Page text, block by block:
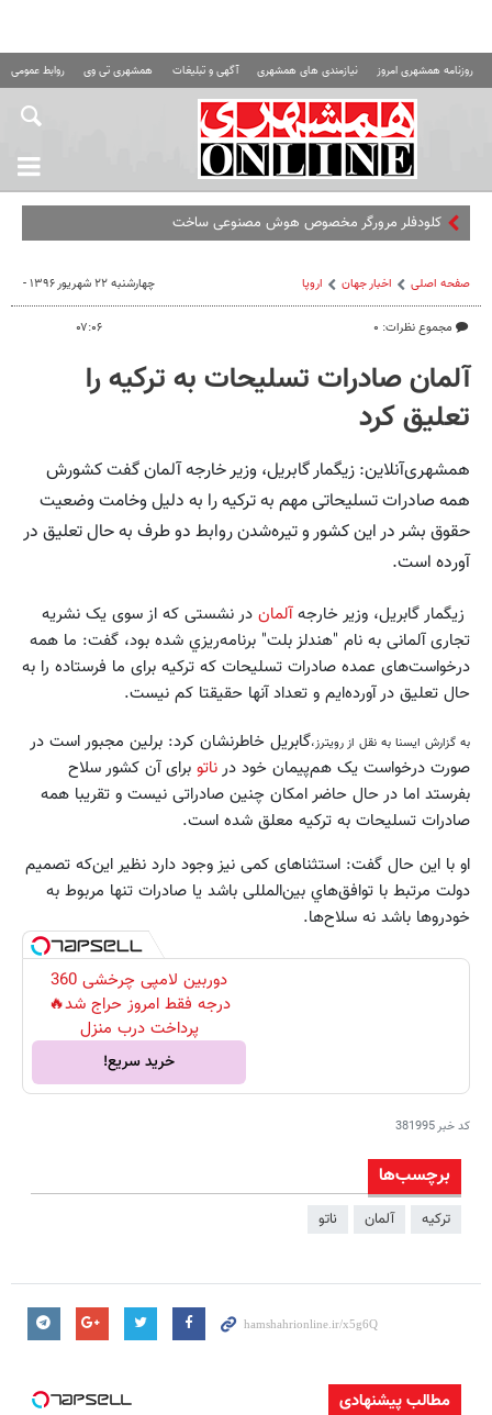
روزنامه همشهری امروز نیازمندی های همشهری آگهی و تبلیغات همشهری تی وی روابط عمومی
کلودفلر مرورگر مخصوص هوش مصنوعی ساخت
صفحه اصلی اخبار جهان اروپا
مجموع نظرات: ۰
چهارشنبه ۲۲ شهریور ۱۳۹۶ -
۰۷:۰۶
آلمان صادرات تسلیحات به ترکیه را
تعلیق کرد
همشهری‌آنلاین: زیگمار گابریل، وزیر خارجه آلمان گفت کشورش
همه صادرات تسلیحاتی مهم به ترکیه را به دلیل وخامت وضعیت
حقوق بشر در این کشور و تیره‌شدن روابط دو طرف به حال تعلیق در
آورده است.
زیگمار گابریل، وزیر خارجهآلمان در نشستی که از سوی یک نشریه
تجاری آلمانی به نام "هندلز بلت" برنامه‌ريزي شده بود، گفت: ما همه
درخواست‌های عمده صادرات تسلیحات که ترکیه برای ما فرستاده را به
حال تعلیق در آورده‌ایم و تعداد آنها حقیقتا کم نیست.
به گزارش ایسنا به نقل از رویترز،گابریل خاطرنشان کرد: برلین مجبور است در
صورت درخواست یک هم‌پیمان خود درناتو برای آن كشور سلاح
بفرستد اما در حال حاضر امکان چنین صادراتی نیست و تقریبا همه
صادرات تسلیحات به ترکیه معلق شده است.
او با این حال گفت: استثناهای کمی نیز وجود دارد نظیر این‌که تصمیم
دولت مرتبط با توافق‌هاي بین‌المللی باشد یا صادرات تنها مربوط به
خودروها باشد نه سلاح‌ها.
دوربین لامپی چرخشی 360
درجه فقط امروز حراج شد🔥
پرداخت درب منزل
خرید سریع!
کد خبر381995
برچسب‌ها
ترکیه آلمان ناتو
مطالب پیشنهادی